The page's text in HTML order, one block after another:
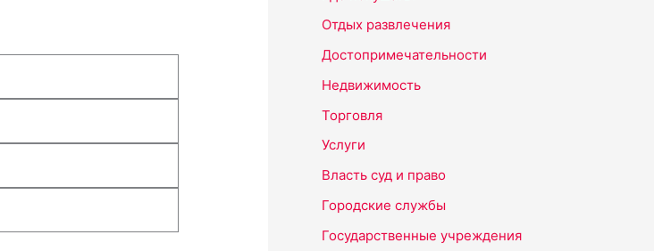
:Отдых развлечения
Достопримечательности
Недвижимость
Торговля
Услуги
Власть суд и право
Городские службы
Государственные учреждения